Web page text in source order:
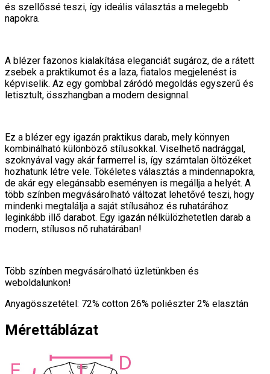
és szellőssé teszi, így ideális választás a melegebb
napokra.
A blézer fazonos kialakítása eleganciát sugároz, de a rátett
zsebek a praktikumot és a laza, fiatalos megjelenést is
képviselik. Az egy gombbal záródó megoldás egyszerű és
letisztult, összhangban a modern designnal.
Ez a blézer egy igazán praktikus darab, mely könnyen
kombinálható különböző stílusokkal. Viselhető nadrággal,
szoknyával vagy akár farmerrel is, így számtalan öltözéket
hozhatunk létre vele. Tökéletes választás a mindennapokra,
de akár egy elegánsabb eseményen is megállja a helyét. A
több színben megvásárolható változat lehetővé teszi, hogy
mindenki megtalálja a saját stílusához és ruhatárához
leginkább illő darabot. Egy igazán nélkülözhetetlen darab a
modern, stílusos nő ruhatárában!
Több színben megvásárolható üzletünkben és
weboldalunkon!
Anyagösszetétel: 72% cotton 26% poliészter 2% elasztán
Mérettáblázat